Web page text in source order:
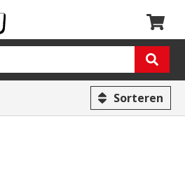
Sorteren